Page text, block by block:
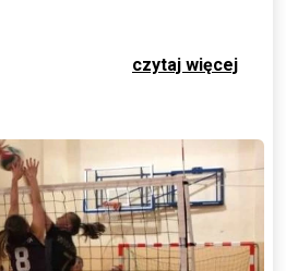
czytaj więcej